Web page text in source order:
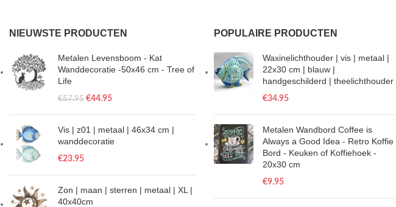
NIEUWSTE PRODUCTEN
Metalen Levensboom - Kat
Wanddecoratie -50x46 cm - Tree of
Life
€57.95 €44.95
Vis | z01 | metaal | 46x34 cm |
wanddecoratie
€23.95
Zon | maan | sterren | metaal | XL |
40x40cm
POPULAIRE PRODUCTEN
Waxinelichthouder | vis | metaal |
22x30 cm | blauw |
handgeschilderd | theelichthouder
€34.95
Metalen Wandbord Coffee is
Always a Good Idea - Retro Koffie
Bord - Keuken of Koffiehoek -
20x30 cm
€9.95